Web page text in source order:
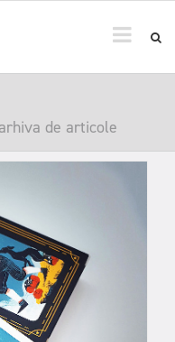
de articole